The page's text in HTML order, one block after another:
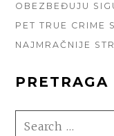
OBEZBEĐUJU
PET TRUE CRIME
NAJMRAČNIJE
PRETRAGA
SEARCH